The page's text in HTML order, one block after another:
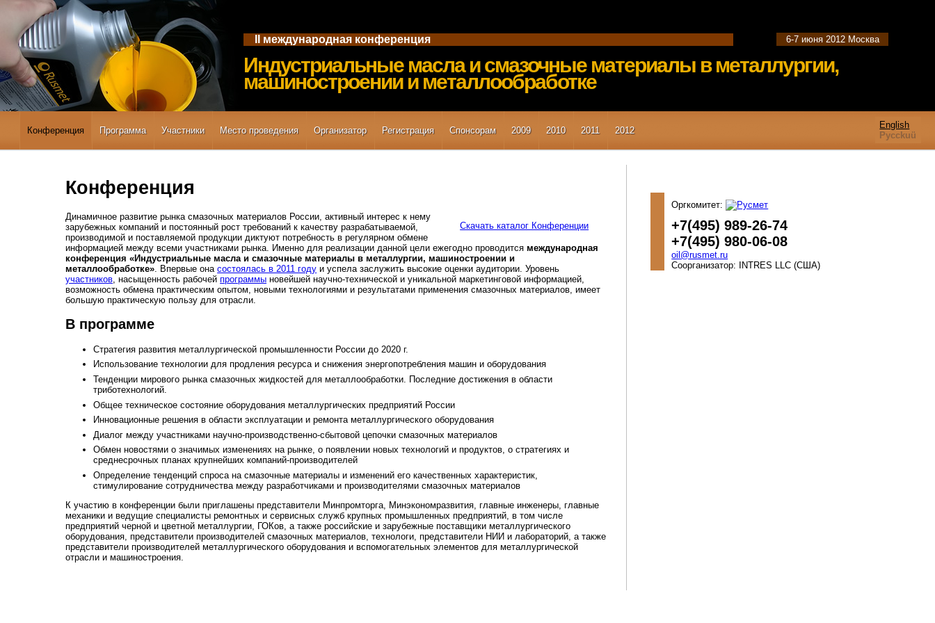
II международная конференция
Индустриальные масла и смазочные материалы в металлургии,
машиностроении и металлообработке
6-7 июня 2012 Москва
Конференция Программа Участники Место проведения Организатор Регистрация Спонсорам 2009 2010 2011 2012
Конференция
Скачать каталог Конференции
Динамичное развитие рынка смазочных материалов России, активный интерес к нему
зарубежных компаний и постоянный рост требований к качеству разрабатываемой,
производимой и поставляемой продукции диктуют потребность в регулярном обмене
информацией между всеми участниками рынка. Именно для реализации данной цели ежегодно проводитсямеждународная
конференция «Индустриальные масла и смазочные материалы в металлургии, машиностроении и
металлообработке» . Впервые онасостоялась в 2011 году и успела заслужить высокие оценки аудитории. Уровень
участников , насыщенность рабочейпрограммы новейшей научно-технической и уникальной маркетинговой информацией,
возможность обмена практическим опытом, новыми технологиями и результатами применения смазочных материалов, имеет
большую практическую пользу для отрасли.
В программе
Стратегия развития металлургической промышленности России до 2020 г.
Использование технологии для продления ресурса и снижения энергопотребления машин и оборудования
Тенденции мирового рынка смазочных жидкостей для металлообработки. Последние достижения в области
триботехнологий.
Общее техническое состояние оборудования металлургических предприятий России
Инновационные решения в области эксплуатации и ремонта металлургического оборудования
Диалог между участниками научно-производственно-сбытовой цепочки смазочных материалов
Обмен новостями о значимых изменениях на рынке, о появлении новых технологий и продуктов, о стратегиях и
среднесрочных планах крупнейших компаний-производителей
Определение тенденций спроса на смазочные материалы и изменений его качественных характеристик,
стимулирование сотрудничества между разработчиками и производителями смазочных материалов
К участию в конференции были приглашены представители Минпромторга, Минэкономразвития, главные инженеры, главные
механики и ведущие специалисты ремонтных и сервисных служб крупных промышленных предприятий, в том числе
предприятий черной и цветной металлургии, ГОКов, а также российские и зарубежные поставщики металлургического
оборудования, представители производителей смазочных материалов, технологи, представители НИИ и лабораторий, а также
представители производителей металлургического оборудования и вспомогательных элементов для металлургической
отрасли и машиностроения.
Оргкомитет:
+7(495) 989-26-74
+7(495) 980-06-08
oil@rusmet.ru
Соорганизатор: INTRES LLC (США)
English
Pycckuü